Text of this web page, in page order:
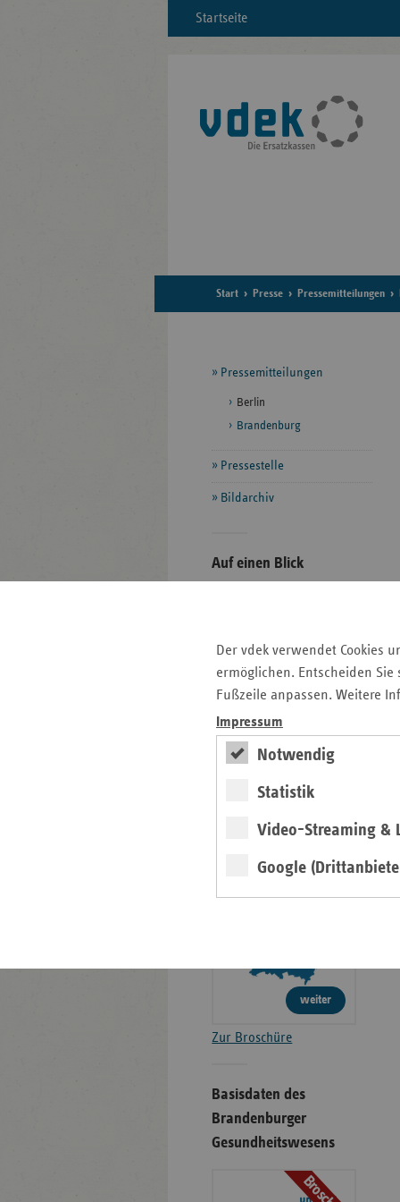
Der vdek verwendet Cookies
ermöglichen. Entscheiden
Fußzeile anpassen. Weitere
Impressum
Notwendig
Statistik
Video-Streaming &
Google
Startseite
Start Presse Pressemitteilungen
Seitennavigation
Pressemitteilungen
Berlin
Brandenburg
Pressestelle
Bildarchiv
Seitenleiste
mit
Auf einen Blick
Ansprechpartner
Aktuelle Themen im Fokus
Kontakt und Anfahrt
Basisdaten des
Berliner
Broschüre
weiter
Zur Broschüre
Basisdaten des
Brandenburger
Gesundheitswesens